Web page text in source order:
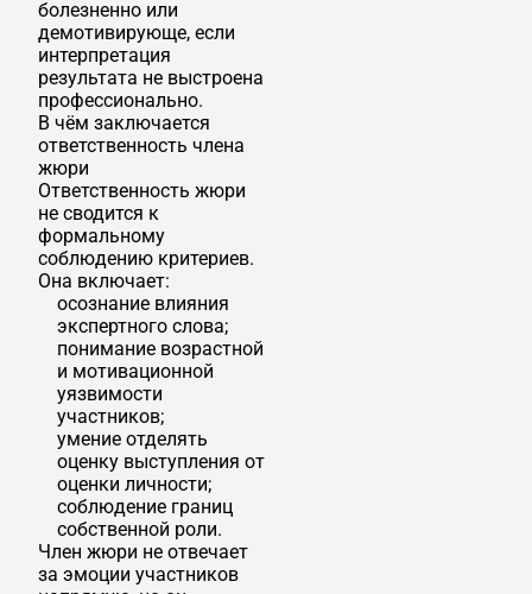
болезненно или
демотивирующе, если
интерпретация
результата не выстроена
профессионально.
В чём заключается
ответственность члена
жюри
Ответственность жюри
не сводится к
формальному
соблюдению критериев.
Она включает:
осознание влияния
экспертного слова;
понимание возрастной
и мотивационной
уязвимости
участников;
умение отделять
оценку выступления от
оценки личности;
соблюдение границ
собственной роли.
Член жюри не отвечает
за эмоции участников